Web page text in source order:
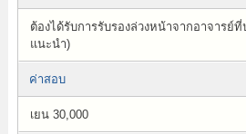
ต้องได้รับการรับรองล่วงหน้าจากอาจารย์
แนะนำ)
ค่าสอบ
เยน 30,000